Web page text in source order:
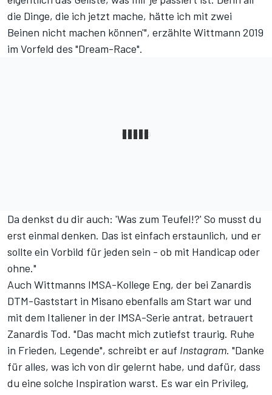
die Dinge, die ich jetzt mache, hätte ich mit zwei
Beinen nicht machen können'", erzählte Wittmann 2019
im Vorfeld des "Dream-Race".
Da denkst du dir auch: 'Was zum Teufel!?' So musst du
erst einmal denken. Das ist einfach erstaunlich, und er
sollte ein Vorbild für jeden sein - ob mit Handicap oder
ohne."
Auch Wittmanns IMSA-Kollege Eng, der bei Zanardis
DTM-Gaststart in Misano ebenfalls am Start war und
mit dem Italiener in der IMSA-Serie antrat, betrauert
Zanardis Tod. "Das macht mich zutiefst traurig. Ruhe
in Frieden, Legende", schreibt er auf Instagram. "Danke
für alles, was ich von dir gelernt habe, und dafür, dass
du eine solche Inspiration warst. Es war ein Privileg,